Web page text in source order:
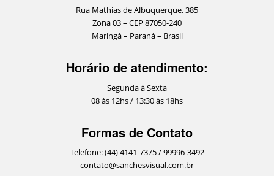
Rua Mathias de Albuquerque, 385
Zona 03 – CEP 87050-240
Maringá – Paraná – Brasil
Horário de atendimento:
Segunda à Sexta
08 às 12hs / 13:30 às 18hs
Formas de Contato
Telefone: (44) 4141-7375 / 99996-3492
contato@sanchesvisual.com.br